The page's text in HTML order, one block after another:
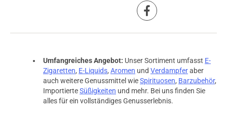
Umfangreiches Angebot: Unser Sortiment umfasst E-
Zigaretten, E-Liquids, Aromen und Verdampferaber
auch weitere Genussmittel wieSpirituosen, Barzubehör,
ImportierteSüßigkeiten und mehr. Bei uns finden Sie
alles für ein vollständiges Genusserlebnis.